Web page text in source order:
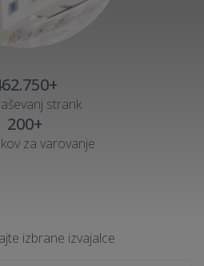
strank
200+
za varovanje
izbrane izvajalce